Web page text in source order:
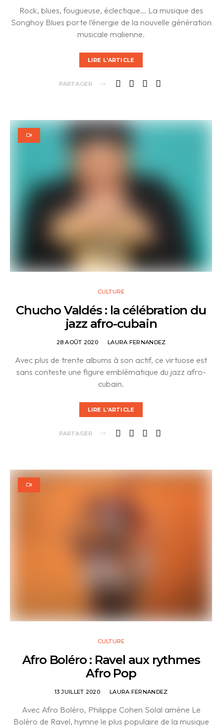
Rock, blues, fougueuse, éclectique… La musique des
Songhoy Blues porte l’énergie de la nouvelle génération
musicale malienne.
LIRE L'ARTICLE
PARTAGER
CULTURE
Chucho Valdés : la célébration du
jazz afro-cubain
28 AOÛT 2020 LAURA FERNANDEZ
Avec plus de trente albums à son actif, ce virtuose est
sans conteste une figure emblématique du jazz afro-
cubain.
LIRE L'ARTICLE
PARTAGER
CULTURE
Afro Boléro : Ravel aux rythmes
Afro Pop
13 JUILLET 2020 LAURA FERNANDEZ
Avec Afro Boléro, Philippe Cohen Solal amène Le
Boléro de Ravel, hymne le plus populaire de la musique